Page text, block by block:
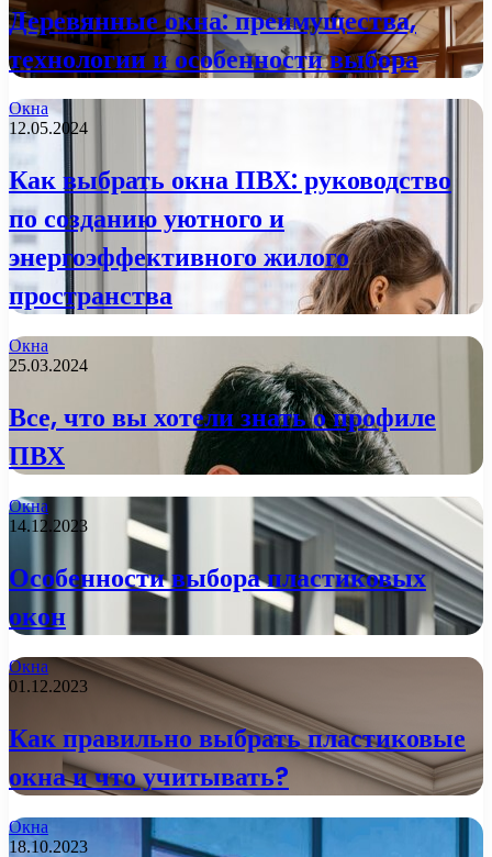
Деревянные окна: преимущества,
технологии и особенности выбора
Окна
12.05.2024
Как выбрать окна ПВХ: руководство
по созданию уютного и
энергоэффективного жилого
пространства
Окна
25.03.2024
Все, что вы хотели знать о профиле
ПВХ
Окна
14.12.2023
Особенности выбора пластиковых
окон
Окна
01.12.2023
Как правильно выбрать пластиковые
окна и что учитывать?
Окна
18.10.2023